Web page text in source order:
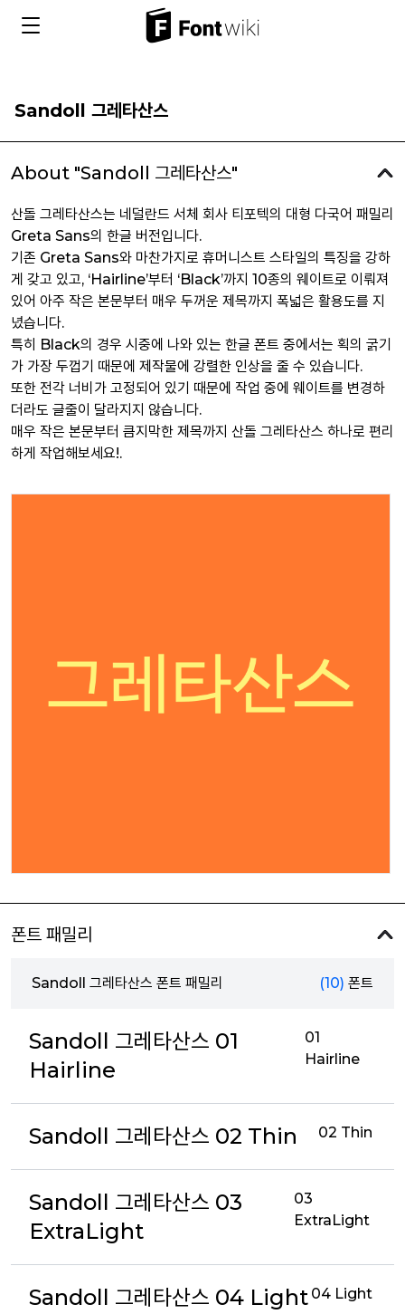
Sandoll 그레타산스
About "Sandoll 그레타산스"
산돌 그레타산스는 네덜란드 서체 회사 티포텍의 대형 다국어 패밀리
Greta Sans의 한글 버전입니다.
기존 Greta Sans와 마찬가지로 휴머니스트 스타일의 특징을 강하
게 갖고 있고, ‘Hairline’부터 ‘Black’까지 10종의 웨이트로 이뤄져
있어 아주 작은 본문부터 매우 두꺼운 제목까지 폭넓은 활용도를 지
녔습니다.
특히 Black의 경우 시중에 나와 있는 한글 폰트 중에서는 획의 굵기
가 가장 두껍기 때문에 제작물에 강렬한 인상을 줄 수 있습니다.
또한 전각 너비가 고정되어 있기 때문에 작업 중에 웨이트를 변경하
더라도 글줄이 달라지지 않습니다.
매우 작은 본문부터 큼지막한 제목까지 산돌 그레타산스 하나로 편리
하게 작업해보세요!.
폰트 패밀리
Sandoll 그레타산스 폰트 패밀리 (10) 폰트
Sandoll 그레타산스 01
Hairline
01
Hairline
Sandoll 그레타산스 02 Thin 02 Thin
Sandoll 그레타산스 03
ExtraLight
03
ExtraLight
Sandoll 그레타산스 04 Light 04 Light